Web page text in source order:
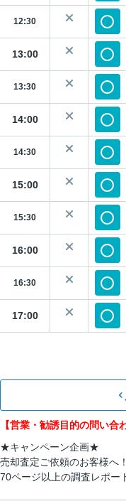
12:30
13:00
13:30
14:00
14:30
15:00
15:30
16:00
16:30
17:00
【営業・勧誘目的の問い合
★キャンペーン企画★
売却査定ご依頼のお客様へ！
70ページ以上の調査レポー